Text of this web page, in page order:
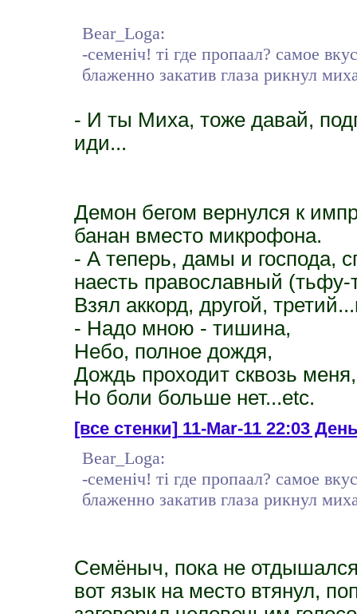
Bear_Loga:
-семеніч! ті где пропаал? самое
блаженно закатив глаза рикнул
- И ты Миха, тоже давай,
иди...
Демон бегом вернулся к
банан вместо микрофона.
- А теперь, дамы и господа,
наесть православный
Взял аккорд, другой,
- Надо мною - тишина,
Небо, полное дождя,
Дождь проходит сквозь меня,
Но боли больше нет...etc.
[все стенки]11-Mar-11 22:03
Bear_Loga:
-семеніч! ті где пропаал? самое
блаженно закатив глаза рикнул
Семёныч, пока не
вот язык на место втянул,